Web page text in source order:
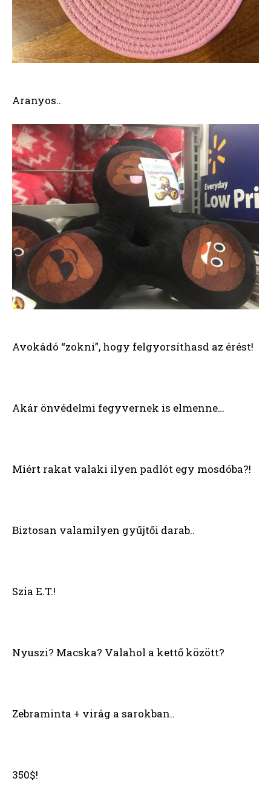
Aranyos..
Avokádó “zokni”, hogy felgyorsíthasd az érést!
Akár önvédelmi fegyvernek is elmenne…
Miért rakat valaki ilyen padlót egy mosdóba?!
Biztosan valamilyen gyűjtői darab..
Szia E.T.!
Nyuszi? Macska? Valahol a kettő között?
Zebraminta + virág a sarokban..
350$!